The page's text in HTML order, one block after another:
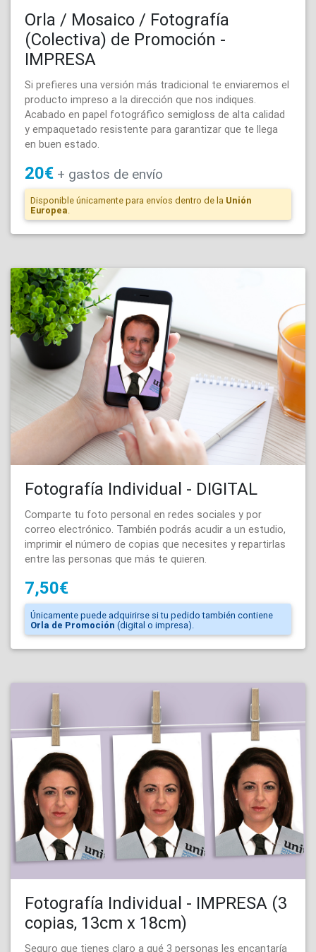
Orla / Mosaico / Fotografía
(Colectiva) de Promoción -
IMPRESA
Si prefieres una versión más tradicional te enviaremos el
producto impreso a la dirección que nos indiques.
Acabado en papel fotográfico semigloss de alta calidad
y empaquetado resistente para garantizar que te llega
en buen estado.
20€ + gastos de envío
Disponible únicamente para envíos dentro de la Unión
Europea.
Fotografía Individual - DIGITAL
Comparte tu foto personal en redes sociales y por
correo electrónico. También podrás acudir a un estudio,
imprimir el número de copias que necesites y repartirlas
entre las personas que más te quieren.
7,50€
Únicamente puede adquirirse si tu pedido también contiene
Orla de Promoción (digital o impresa).
Fotografía Individual - IMPRESA (3
copias, 13cm x 18cm)
Seguro que tienes claro a qué 3 personas les encantaría